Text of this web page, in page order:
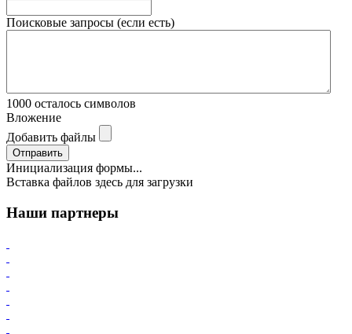
Поисковые запросы (если есть)
1000 осталось символов
Вложение
Добавить файлы
Отправить
Инициализация формы...
Вставка файлов здесь для загрузки
Наши партнеры